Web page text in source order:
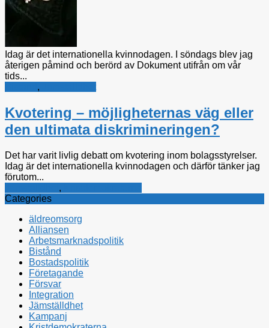
Idag är det internationella kvinnodagen. I söndags blev jag
återigen påmind och berörd av Dokument utifrån om vår
tids...
,
Kvotering – möjligheternas väg eller
den ultimata diskrimineringen?
Det har varit livlig debatt om kvotering inom bolagsstyrelser.
Idag är det internationella kvinnodagen och därför tänker jag
förutom...
,
Categories
äldreomsorg
Alliansen
Arbetsmarknadspolitik
Bistånd
Bostadspolitik
Företagande
Försvar
Integration
Jämställdhet
Kampanj